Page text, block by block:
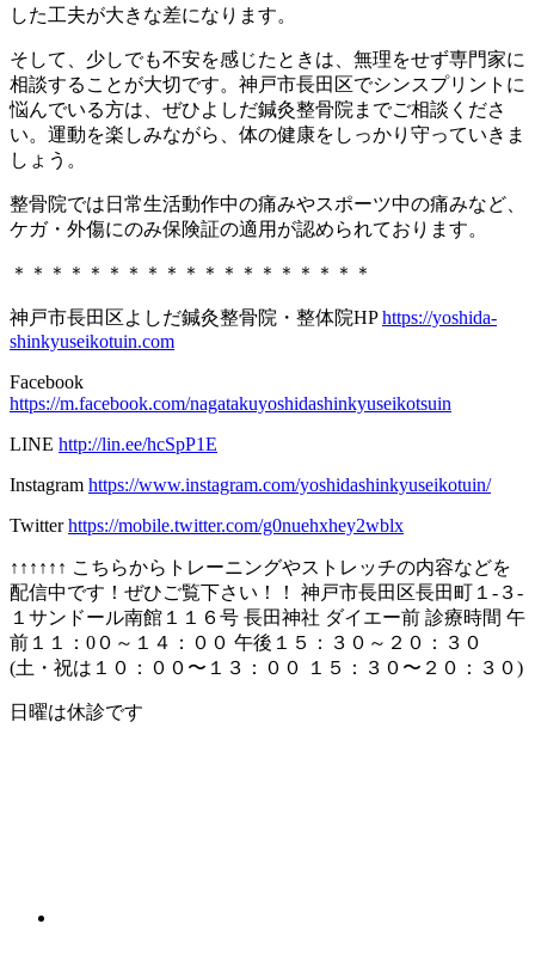
した工夫が大きな差になります。
そして、少しでも不安を感じたときは、無理をせず専門家に
相談することが大切です。神戸市長田区でシンスプリントに
悩んでいる方は、ぜひよしだ鍼灸整骨院までご相談くださ
い。運動を楽しみながら、体の健康をしっかり守っていきま
しょう。
整骨院では日常生活動作中の痛みやスポーツ中の痛みなど、
ケガ・外傷にのみ保険証の適用が認められております。
＊＊＊＊＊＊＊＊＊＊＊＊＊＊＊＊＊＊＊
神戸市長田区よしだ鍼灸整骨院・整体院HPhttps://yoshida-
shinkyuseikotuin.com
Facebook
https://m.facebook.com/nagatakuyoshidashinkyuseikotsuin
LINE http://lin.ee/hcSpP1E
Instagram https://www.instagram.com/yoshidashinkyuseikotuin/
Twitterhttps://mobile.twitter.com/g0nuehxhey2wblx
↑↑↑↑↑↑ こちらからトレーニングやストレッチの内容などを
配信中です！ぜひご覧下さい！！ 神戸市長田区長田町１-３-
１サンドール南館１１６号 長田神社 ダイエー前 診療時間 午
前１１：0０～１４：００ 午後１５：３０～２０：３０
(土・祝は１０：００〜１３：００ １５：３０〜２０：３０)
日曜は休診です